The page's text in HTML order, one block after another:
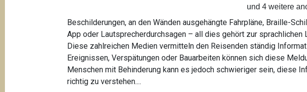
und 4 weitere
Beschilderungen, an den Wänden ausgehängte Fahrpläne, Braille-
App oder Lautsprecherdurchsagen – all dies gehört zur sprachlichen
Diese zahlreichen Medien vermitteln den Reisenden ständig
Ereignissen, Verspätungen oder Bauarbeiten können sich diese
Menschen mit Behinderung kann es jedoch schwieriger sein, diese
richtig zu verstehen....